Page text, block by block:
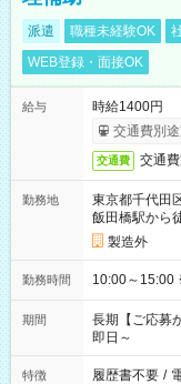
派遣 職種未経験OK
WEB登録・面接OK
給与
時給1400円
交通費別
交通費 交通
勤務地
東京都千代田
飯田橋駅から
製造外
勤務時間
期間
長期【ご応募
即日～
特徴 履歴書不要 /